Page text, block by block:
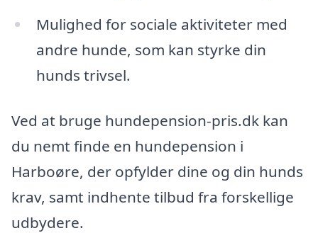
Mulighed for sociale aktiviteter med
andre hunde, som kan styrke din
hunds trivsel.
Ved at bruge hundepension-pris.dk kan
du nemt finde en hundepension i
Harboøre, der opfylder dine og din hunds
krav, samt indhente tilbud fra forskellige
udbydere.